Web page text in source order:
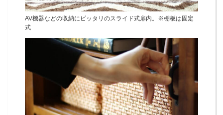
AV機器などの収納にピッタリのスライド式扉内。※棚板は固定
式